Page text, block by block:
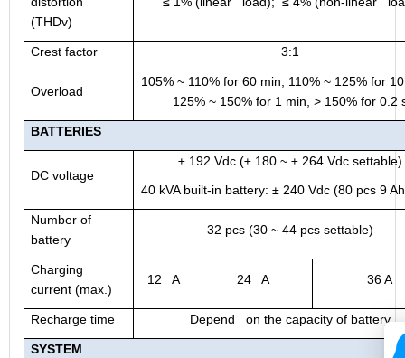
(THDv)
Crest factor 3:1
Overload
105% ~ 110% for 60 min, 110% ~ 125% for
125% ~ 150% for 1 min, > 150% for 0.2
BATTERIES
DC voltage
± 192 Vdc (± 180 ~ ± 264 Vdc settable)
40 kVA built-in battery: ± 240 Vdc (80 pcs 9
Number of
battery
32 pcs (30 ~ 44 pcs settable)
Charging
current (max.)
12 A 24 A 36 A
Recharge time Depend on the capacity of battery
SYSTEM